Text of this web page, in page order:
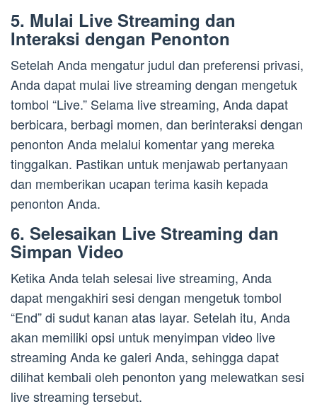
5. Mulai Live Streaming dan
Interaksi dengan Penonton
Setelah Anda mengatur judul dan preferensi privasi,
Anda dapat mulai live streaming dengan mengetuk
tombol “Live.” Selama live streaming, Anda dapat
berbicara, berbagi momen, dan berinteraksi dengan
penonton Anda melalui komentar yang mereka
tinggalkan. Pastikan untuk menjawab pertanyaan
dan memberikan ucapan terima kasih kepada
penonton Anda.
6. Selesaikan Live Streaming dan
Simpan Video
Ketika Anda telah selesai live streaming, Anda
dapat mengakhiri sesi dengan mengetuk tombol
“End” di sudut kanan atas layar. Setelah itu, Anda
akan memiliki opsi untuk menyimpan video live
streaming Anda ke galeri Anda, sehingga dapat
dilihat kembali oleh penonton yang melewatkan sesi
live streaming tersebut.